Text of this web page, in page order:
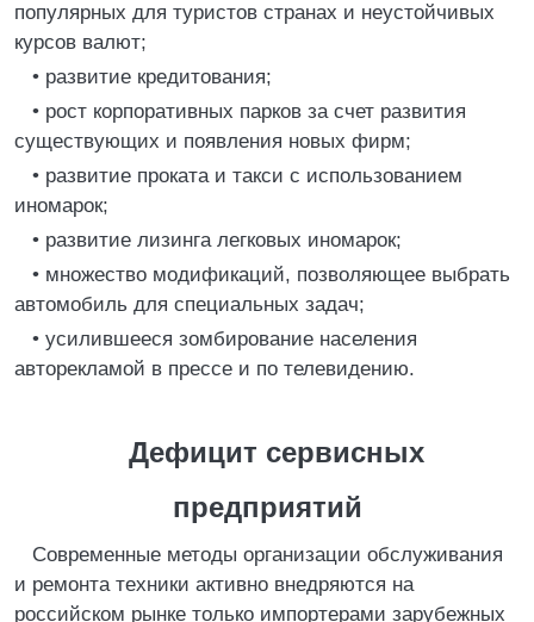
популярных для туристов странах и неустойчивых
курсов валют;
• развитие кредитования;
• рост корпоративных парков за счет развития
существующих и появления новых фирм;
• развитие проката и такси с использованием
иномарок;
• развитие лизинга легковых иномарок;
• множество модификаций, позволяющее выбрать
автомобиль для специальных задач;
• усилившееся зомбирование населения
авторекламой в прессе и по телевидению.
Дефицит сервисных
предприятий
Современные методы организации обслуживания
и ремонта техники активно внедряются на
российском рынке только импортерами зарубежных